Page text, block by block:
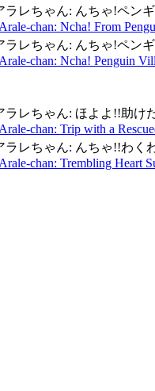
ラレちゃん: んちゃ!ペン
chan: Ncha! From
ラレちゃん: んちゃ!ペン
chan: Ncha! Penguin
ラレちゃん: ほよよ!!助
chan: Trip with a
ラレちゃん: んちゃ!!わく
chan: Trembling Heart